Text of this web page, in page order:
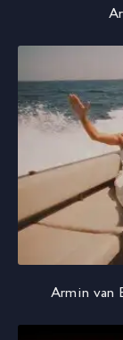
Armin van